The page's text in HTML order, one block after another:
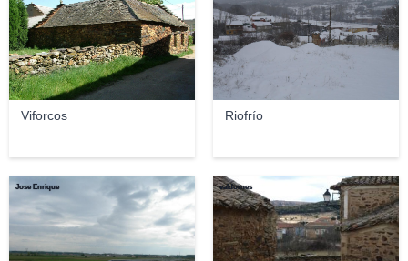
Viforcos Riofrío
Jose Enrique valdornes